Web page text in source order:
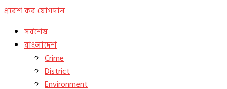
প্রবেশ করযোগদান
সর্বশেষ
বাংলাদেশ
Crime
District
Environment